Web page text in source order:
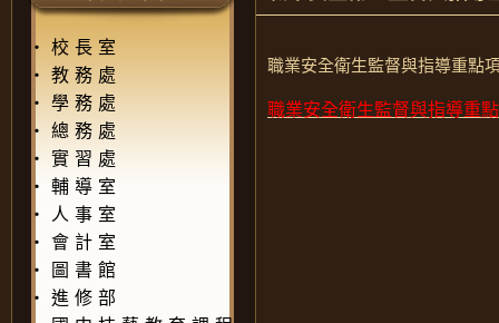
‧ 校長室
‧ 教務處
‧ 學務處
‧ 總務處
‧ 實習處
‧ 輔導室
‧
人事室
‧ 會計室
‧
圖書館
‧ 進修部
職業安全衛生監督與指導重點
職業安全衛生監督與指導重